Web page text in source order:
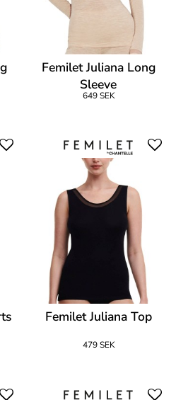
Femilet Juliana Long
Sleeve
649 SEK
Femilet Juliana Top
479 SEK